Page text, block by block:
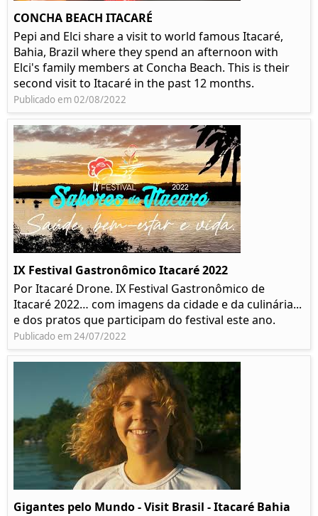
CONCHA BEACH ITACARÉ
Pepi and Elci share a visit to world famous Itacaré,
Bahia, Brazil where they spend an afternoon with
Elci's family members at Concha Beach. This is their
second visit to Itacaré in the past 12 months.
Publicado em 02/08/2022
IX Festival Gastronômico Itacaré 2022
Por Itacaré Drone. IX Festival Gastronômico de
Itacaré 2022… com imagens da cidade e da culinária...
e dos pratos que participam do festival este ano.
Publicado em 24/07/2022
Gigantes pelo Mundo - Visit Brasil - Itacaré Bahia